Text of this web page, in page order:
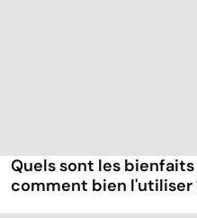
Quels sont les
comment bien l'utiliser